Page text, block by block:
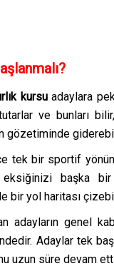
kursuadaylara
ve bunları
gözetiminde
tek bir sportif
başka
bir yol haritası
adayların genel
Adaylar tek
uzun süre devam